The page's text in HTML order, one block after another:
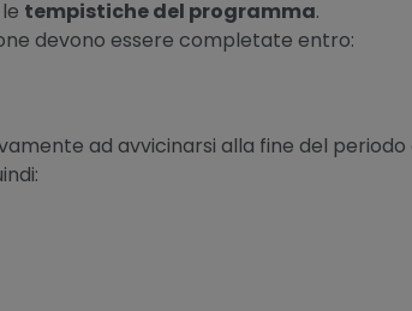
tempistiche del programma.
devono essere completate entro:
ad avvicinarsi alla fine del